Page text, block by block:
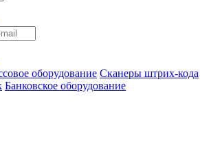
оборудование Сканеры штрих-кода
Банковское оборудование